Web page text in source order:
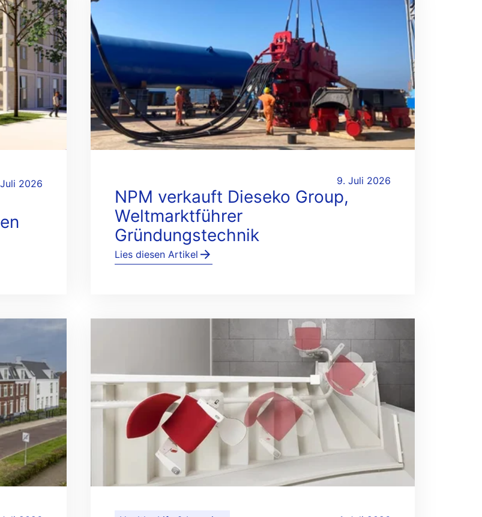
2026 9. Juli 2026
NPM verkauft Dieseko Group,
Weltmarktführer
Gründungstechnik
Lies diesen Artikel